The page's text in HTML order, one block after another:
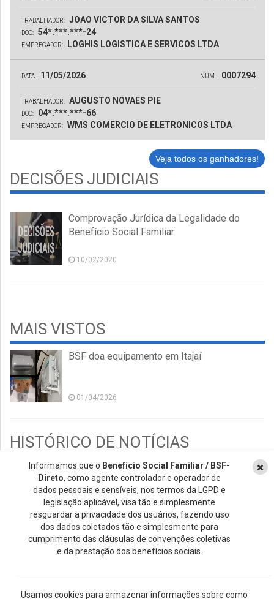
Informamos que o Benefício Social Familiar / BSF-
Direto, como agente controlador e operador de
dados pessoais e sensíveis, nos termos da LGPD e
legislação aplicável, visa tão e simplesmente
resguardar a privacidade dos usuários, fazendo uso
dos dados coletados tão e simplesmente para
cumprimento das cláusulas de convenções coletivas
e da prestação dos benefícios sociais.
Usamos cookies para armazenar informações sobre como
TRABALHADOR: JOAO VICTOR DA SILVA SANTOS
DOC: 54*.***.***-24
EMPREGADOR: LOGHIS LOGISTICA E SERVICOS LTDA
DATA: 11/05/2026 NUM.: 0007294
TRABALHADOR: AUGUSTO NOVAES PIE
DOC: 04*.***.***-66
EMPREGADOR: WMS COMERCIO DE ELETRONICOS LTDA
Veja todos os ganhadores!
DECISÕES JUDICIAIS
Comprovação Jurídica da Legalidade do
Benefício Social Familiar
10/02/2020
MAIS VISTOS
BSF doa equipamento em Itajaí
01/04/2026
HISTÓRICO DE NOTÍCIAS
2026
2025
2022